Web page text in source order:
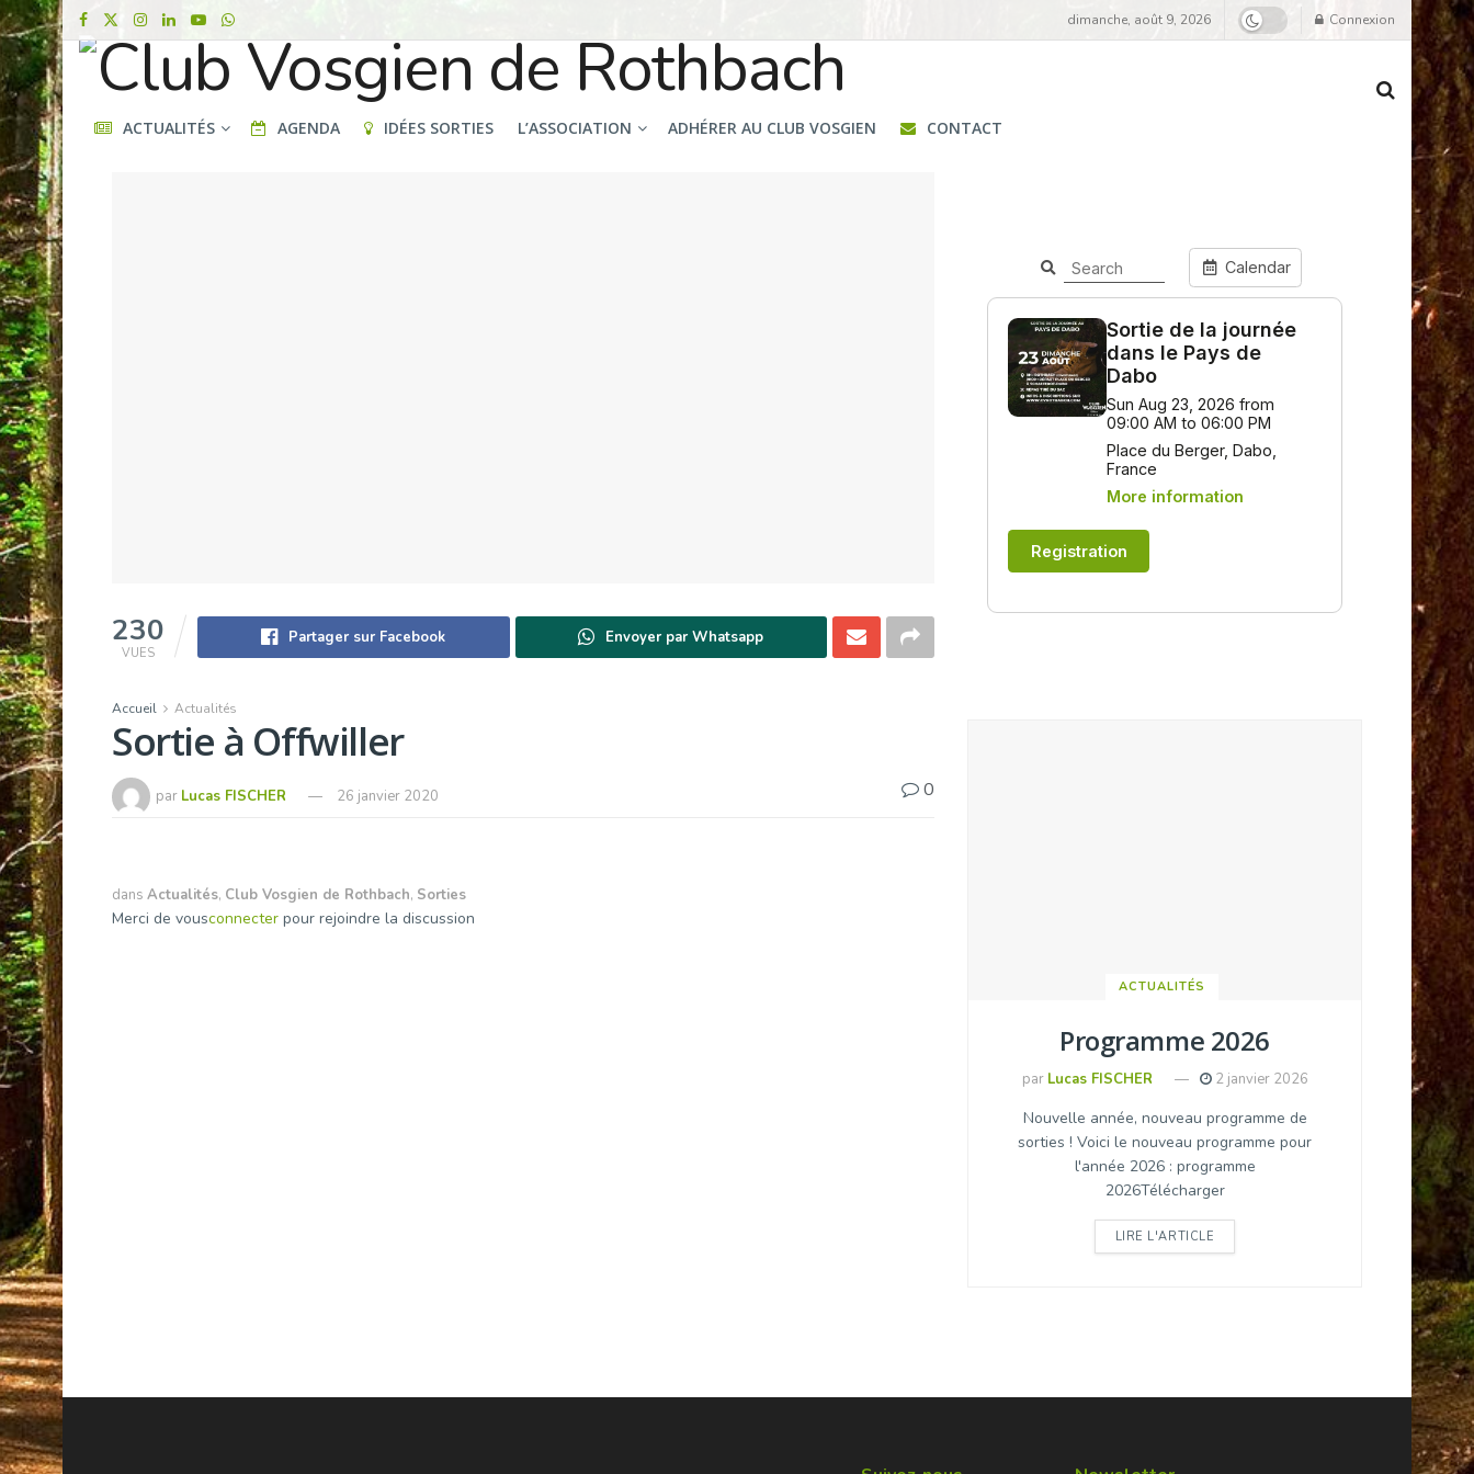
dimanche, août 9, 2026 Connexion
ACTUALITÉS AGENDA IDÉES SORTIES L’ASSOCIATION ADHÉRER AU CLUB VOSGIEN CONTACT
230
VUES
Partager sur Facebook Envoyer par Whatsapp
Accueil Actualités
Sortie à Offwiller
par Lucas FISCHER 26 janvier 2020 0
dans Actualités, Club Vosgien de Rothbach, Sorties
Merci de vousconnecter pour rejoindre la discussion
ACTUALITÉS
Programme 2026
par Lucas FISCHER 2 janvier 2026
Nouvelle année, nouveau programme de
sorties ! Voici le nouveau programme pour
l'année 2026 : programme
2026Télécharger
LIRE L'ARTICLE